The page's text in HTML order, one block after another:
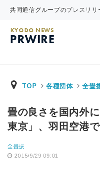
共同通信グループのプレスリリ
KYODO NEWS
PRWIRE
TOP 各種団体 全畳
畳の良さを国内外
東京」、羽田空港
全畳振
2015/9/29 09:01